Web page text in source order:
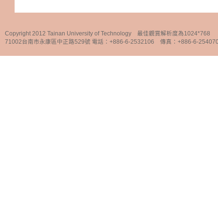
Copyright 2012 Tainan University of Technology 最佳觀賞解析度為1024*768
71002台南市永康區中正路529號 電話：+886-6-2532106 傳真：+886-6-